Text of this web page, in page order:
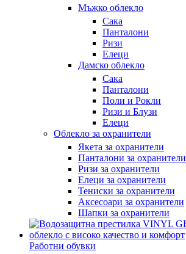
Мъжко облекло
Сака
Панталони
Ризи
Елеци
Дамско облекло
Сака
Панталони
Поли и Рокли
Ризи и Блузи
Елеци
Облекло за охранители
Якета за охранители
Панталони за охранители
Ризи за охранители
Елеци за охранители
Тениски за охранители
Аксесоари за охранители
Шапки за охранители
Работни обувки